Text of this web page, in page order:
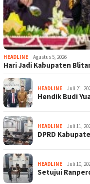
HEADLINE Agustus 5, 2026
Hari Jadi Kabupaten
HEADLINE Juli 21,
Hendik Budi
HEADLINE Juli 11,
DPRD
HEADLINE Juli 10,
Setujui